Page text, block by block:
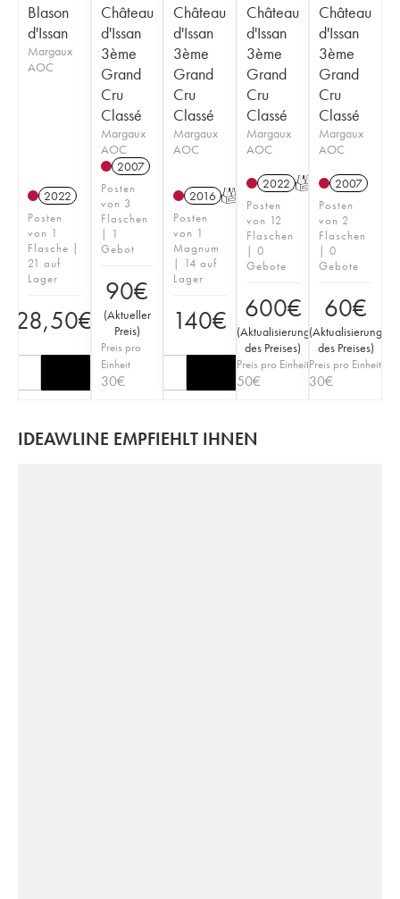
Blason
d'Issan
Margaux
AOC
2022
Posten
von 1
Flasche |
21 auf
Lager
28,50€
Château
d'Issan
3ème
Grand
Cru
Classé
Margaux
AOC
2007
Posten
von 3
Flaschen
| 1
Gebot
90€
(Aktueller
Preis)
Preis pro
Einheit
30€
Château
d'Issan
3ème
Grand
Cru
Classé
Margaux
AOC
2016 T
Posten
von 1
Magnum
| 14 auf
Lager
140€
Château
d'Issan
3ème
Grand
Cru
Classé
Margaux
AOC
2022 T
Posten
von 12
Flaschen
| 0
Gebote
600€
(Aktualisierung
des Preises)
Preis pro Einheit
50€
Château
d'Issan
3ème
Grand
Cru
Classé
Margaux
AOC
2007
Posten
von 2
Flaschen
| 0
Gebote
60€
(Aktualisierung
des Preises)
Preis pro Einheit
30€
IDEAWLINE EMPFIEHLT IHNEN